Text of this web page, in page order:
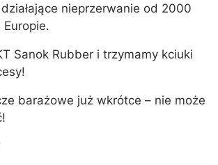
nieprzerwanie od 2000
Sanok Rubber i trzymamy kciuki
barażowe już wkrótce – nie może